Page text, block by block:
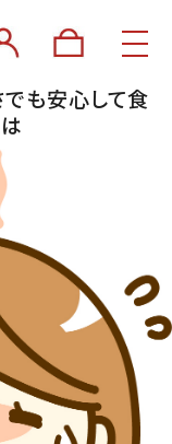
も安心して食